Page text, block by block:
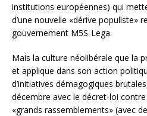
institutions européennes) qui
d’une nouvelle «dérive populiste»
gouvernement M5S-Lega.
Mais la culture néolibérale que la
et applique dans son action
d’initiatives démagogiques
décembre avec le décret-loi contre
«grands rassemblements» (avec